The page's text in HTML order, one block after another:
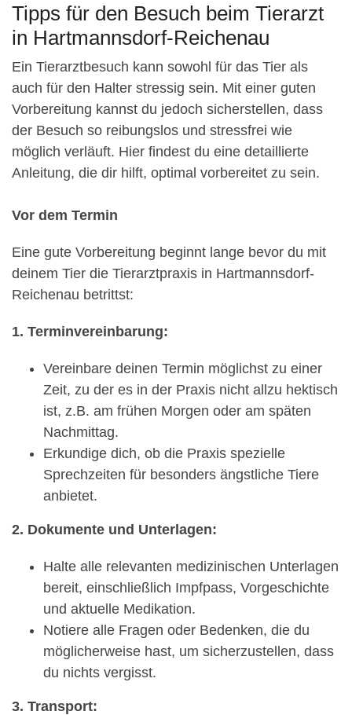
Tipps für den Besuch beim Tierarzt
in Hartmannsdorf-Reichenau
Ein Tierarztbesuch kann sowohl für das Tier als
auch für den Halter stressig sein. Mit einer guten
Vorbereitung kannst du jedoch sicherstellen, dass
der Besuch so reibungslos und stressfrei wie
möglich verläuft. Hier findest du eine detaillierte
Anleitung, die dir hilft, optimal vorbereitet zu sein.
Vor dem Termin
Eine gute Vorbereitung beginnt lange bevor du mit
deinem Tier die Tierarztpraxis in Hartmannsdorf-
Reichenau betrittst:
1. Terminvereinbarung:
Vereinbare deinen Termin möglichst zu einer
Zeit, zu der es in der Praxis nicht allzu hektisch
ist, z.B. am frühen Morgen oder am späten
Nachmittag.
Erkundige dich, ob die Praxis spezielle
Sprechzeiten für besonders ängstliche Tiere
anbietet.
2. Dokumente und Unterlagen:
Halte alle relevanten medizinischen Unterlagen
bereit, einschließlich Impfpass, Vorgeschichte
und aktuelle Medikation.
Notiere alle Fragen oder Bedenken, die du
möglicherweise hast, um sicherzustellen, dass
du nichts vergisst.
3. Transport: